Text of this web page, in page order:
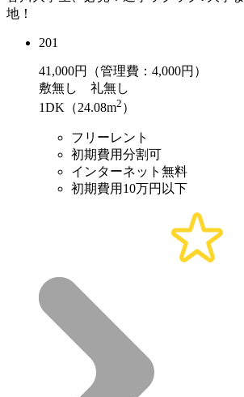
地！
201
41,000円（管理費：4,000円）
敷無し 礼無し
1DK（24.08m2 ）
フリーレント
初期費用分割可
インターネット無料
初期費用10万円以下